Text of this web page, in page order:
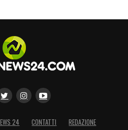
24 CONTATTI REDAZIONE